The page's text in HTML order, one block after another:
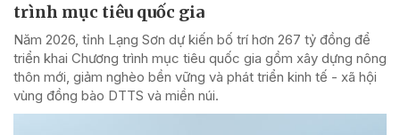
trình mục tiêu quốc gia
Năm 2026, tỉnh Lạng Sơn dự kiến bố trí hơn 267 tỷ đồng để
triển khai Chương trình mục tiêu quốc gia gồm xây dựng nông
thôn mới, giảm nghèo bền vững và phát triển kinh tế - xã hội
vùng đồng bào DTTS và miền núi.